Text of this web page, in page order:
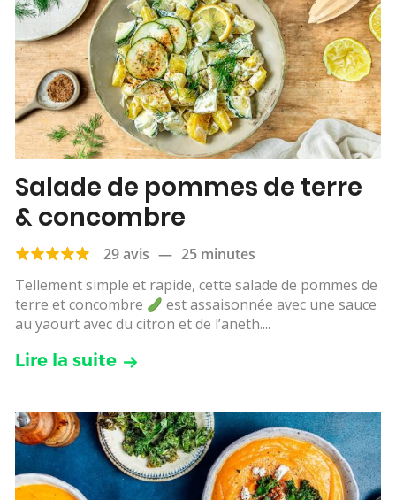
Salade de pommes de terre
& concombre
29 avis — 25 minutes
Tellement simple et rapide, cette salade de pommes de
terre et concombre
est assaisonnée avec une sauce
au yaourt avec du citron et de l’aneth....
Lire la suite